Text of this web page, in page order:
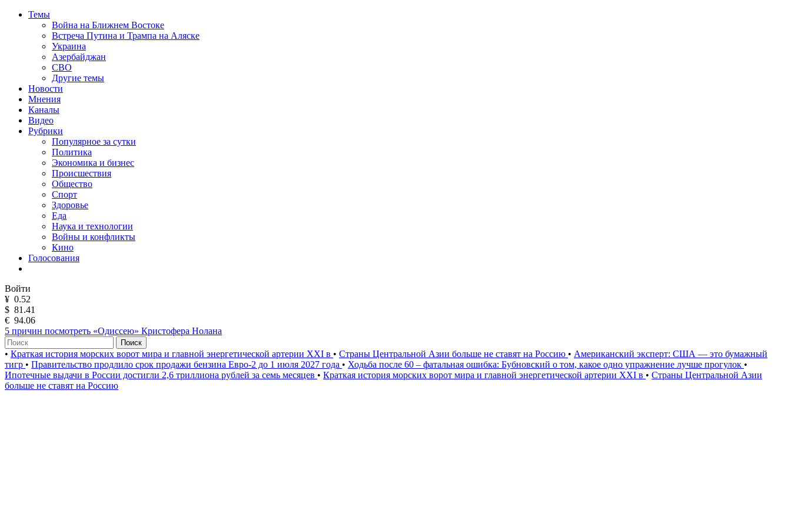
Темы
Война на Ближнем Востоке
Встреча Путина и Трампа на Аляске
Украина
Азербайджан
СВО
Другие темы
Новости
Мнения
Каналы
Видео
Рубрики
Популярное за сутки
Политика
Экономика и бизнес
Происшествия
Общество
Спорт
Здоровье
Еда
Наука и технологии
Войны и конфликты
Кино
Голосования
Войти
¥ 0.52
$ 81.41
€ 94.06
5 причин посмотреть «Одиссею» Кристофера Нолана
Поиск
• Краткая история морских ворот мира и главной энергетической артерии XXI в • Страны Центральной Азии больше не ставят на Россию • Американский эксперт: США — это бумажный
тигр • Правительство продлило срок продажи бензина Евро-2 до 1 июля 2027 года • Ходьба после 60 – фатальная ошибка: Бубновский о том, какое одно упражнение лучше прогулок •
Ипотечные выдачи в России достигли 2,6 триллиона рублей за семь месяцев • Краткая история морских ворот мира и главной энергетической артерии XXI в • Страны Центральной Азии
больше не ставят на Россию